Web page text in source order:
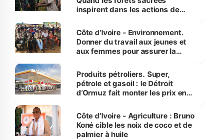
inspirent dans les actions de
Côte d’Ivoire - Environnement.
Donner du travail aux jeunes et
aux femmes pour assurer la
menacées
Produits pétroliers. Super,
pétrole et gasoil : le Détroit
d’Ormuz fait monter les prix en
Côte d’Ivoire - Agriculture : Bruno
Koné cible les noix de coco et de
palmier à huile